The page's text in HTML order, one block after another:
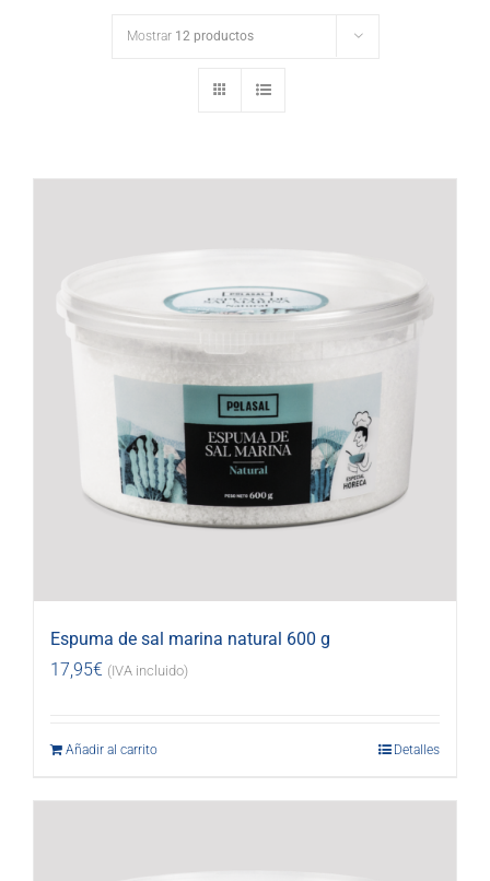
Mostrar 12 productos
Espuma de sal marina natural 600 g
17,95€ (IVA incluido)
Añadir al carrito Detalles